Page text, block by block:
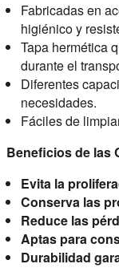
Fabricadas en
higiénico y
Tapa hermética
durante el
Diferentes
necesidades.
Fáciles de
Beneficios de las
Evita la
Conserva las
Reduce las
Aptas para
Durabilidad